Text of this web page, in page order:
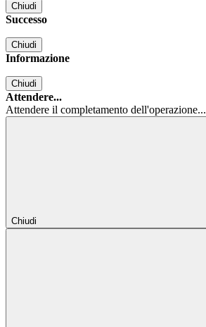
Chiudi
Successo
Chiudi
Informazione
Chiudi
Attendere...
Attendere il completamento dell'operazione...
Chiudi